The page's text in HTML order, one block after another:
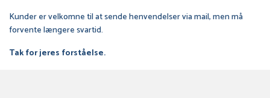
Kunder er velkomne til at sende henvendelser via mail, men må
forvente længere svartid.
Tak for jeres forståelse.